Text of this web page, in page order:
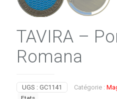
TAVIRA –
Romana
UGS : GC1141 Catégorie :